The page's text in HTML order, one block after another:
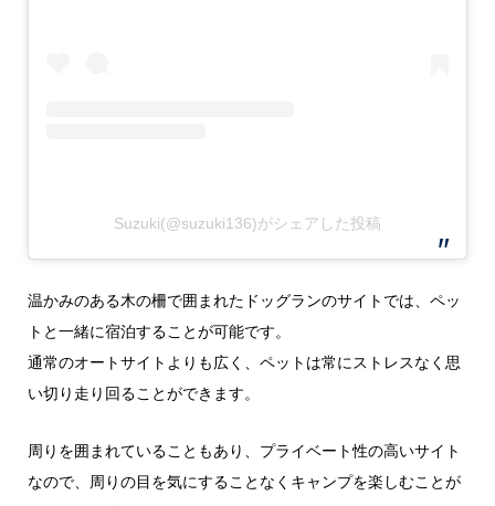
Suzuki(@suzuki136)がシェアした投稿
温かみのある木の柵で囲まれたドッグランのサイトでは、ペッ
トと一緒に宿泊することが可能です。
通常のオートサイトよりも広く、ペットは常にストレスなく思
い切り走り回ることができます。
周りを囲まれていることもあり、プライベート性の高いサイト
なので、周りの目を気にすることなくキャンプを楽しむことが